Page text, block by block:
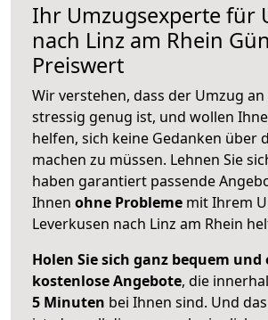
Ihr Umzugsexperte für
nach Linz am Rhein
Preiswert
Wir verstehen, dass der Umzug
stressig genug ist, und wollen
helfen, sich keine Gedanken über
machen zu müssen. Lehnen Sie
haben garantiert passende
Ihnen ohne Probleme mit Ihrem
Leverkusen nach Linz am Rhein
Holen Sie sich ganz bequem und
kostenlose Angebote, die
5 Minuten bei Ihnen sind. Und